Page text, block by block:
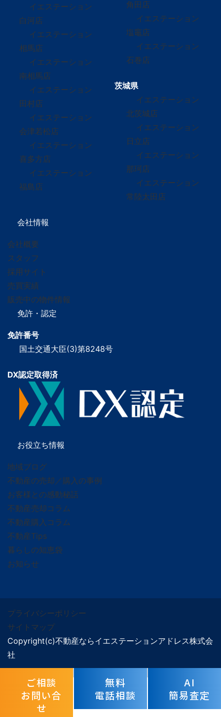
イエステーション
白河店
イエステーション
相馬店
イエステーション
南相馬店
イエステーション
田村店
イエステーション
会津若松店
イエステーション
喜多方店
イエステーション
福島店
角田店
イエステーション
塩竈店
イエステーション
石巻店
茨城県
イエステーション
北茨城店
イエステーション
日立店
イエステーション
那珂店
イエステーション
常陸太田店
会社情報
会社概要
スタッフ
採用サイト
売買実績
販売中の物件情報
免許・認定
免許番号
国土交通大臣(3)第8248号
DX認定取得済
お役立ち情報
地域ブログ
不動産の売却／購入の事例
お客様との感動秘話
不動産売却コラム
不動産購入コラム
不動産Tips
暮らしの知恵袋
お知らせ
プライバシーポリシー
サイトマップ
Copyright(c)不動産ならイエステーションアドレス株式会
社
ご相談
お問い合
せ
無料
電話相談
AI
簡易査定